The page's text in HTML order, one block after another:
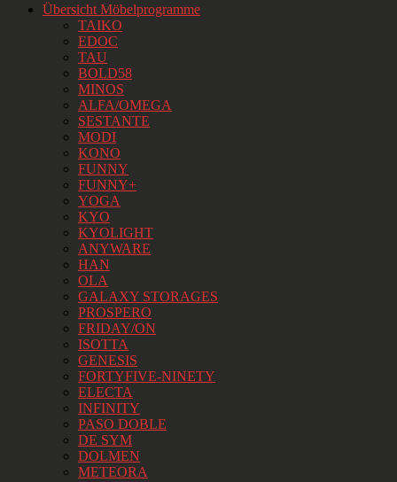
Übersicht Möbelprogramme
TAIKO
EDOC
TAU
BOLD58
MINOS
ALFA/OMEGA
SESTANTE
MODI
KONO
FUNNY
FUNNY+
YOGA
KYO
KYOLIGHT
ANYWARE
HAN
OLA
GALAXY STORAGES
PROSPERO
FRIDAY/ON
ISOTTA
GENESIS
FORTYFIVE-NINETY
ELECTA
INFINITY
PASO DOBLE
DE SYM
DOLMEN
METEORA